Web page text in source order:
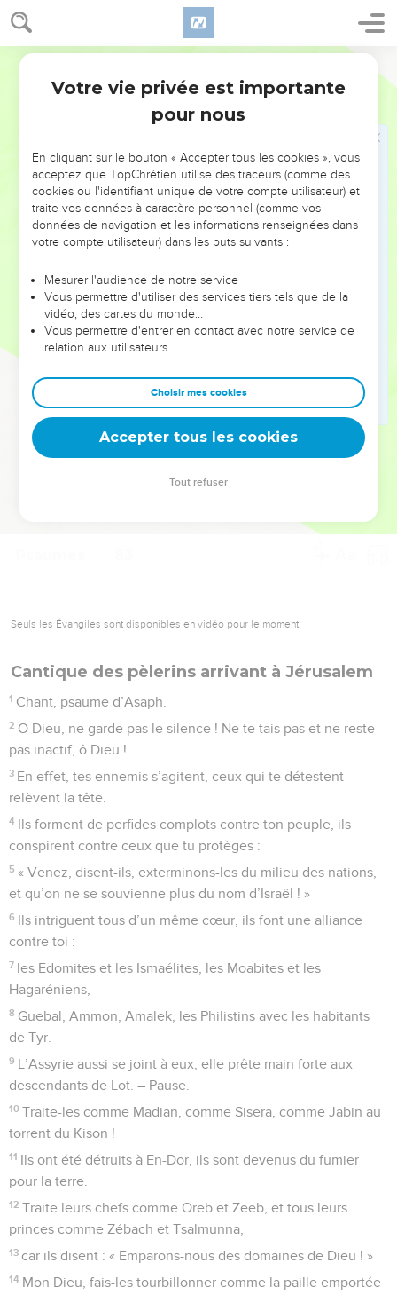
NE MANQUEZ PAS L’ÉVÉNEMENT
DE L’ANNÉE !
ET SI LEURS ERREURS POUVAIENT VOUS ÉVITER LES
VOTRES ?
leur foi ou leur vision. Mais on voit moins les doutes, les erreurs
et les saisons difficiles qu'ils ont traversés, alors même que ce
sont elles qui les ont façonnés.
Dans cette conférence, leaders, entrepreneurs, et responsables
clés pour avancer avec plus de sagesse afin que leurs erreurs
deviennent vos tremplins. Que vous guidiez un ministère, une
équipe, un groupe ou une famille, leur expérience est faite
Seuls les Évangiles sont disponibles en vidéo pour le moment.
Cantique des pèlerins arrivant à Jérusalem
1 Chant, psaume d’Asaph.
2 O Dieu, ne garde pas le silence ! Ne te tais pas et ne reste
pas inactif, ô Dieu !
3 En effet, tes ennemis s’agitent, ceux qui te détestent
relèvent la tête.
4 Ils forment de perfides complots contre ton peuple, ils
conspirent contre ceux que tu protèges :
5 « Venez, disent-ils, exterminons-les du milieu des nations,
et qu’on ne se souvienne plus du nom d’Israël ! »
6 Ils intriguent tous d’un même cœur, ils font une alliance
contre toi :
7 les Edomites et les Ismaélites, les Moabites et les
Hagaréniens,
8 Guebal, Ammon, Amalek, les Philistins avec les habitants
de Tyr.
9 L’Assyrie aussi se joint à eux, elle prête main forte aux
descendants de Lot. – Pause.
10 Traite-les comme Madian, comme Sisera, comme Jabin au
torrent du Kison !
11 Ils ont été détruits à En-Dor, ils sont devenus du fumier
pour la terre.
12 Traite leurs chefs comme Oreb et Zeeb, et tous leurs
princes comme Zébach et Tsalmunna,
13 car ils disent : « Emparons-nous des domaines de Dieu ! »
14 Mon Dieu, fais-les tourbillonner comme la paille emportée
Votre vie privée est importante
pour nous
En cliquant sur le bouton « Accepter tous les cookies », vous
acceptez que TopChrétien utilise des traceurs (comme des
cookies ou l'identifiant unique de votre compte utilisateur) et
traite vos données à caractère personnel (comme vos
données de navigation et les informations renseignées dans
votre compte utilisateur) dans les buts suivants :
Mesurer l'audience de notre service
Vous permettre d'utiliser des services tiers tels que de la
vidéo, des cartes du monde…
Vous permettre d'entrer en contact avec notre service de
relation aux utilisateurs.
Choisir mes cookies
Accepter tous les cookies
Tout refuser